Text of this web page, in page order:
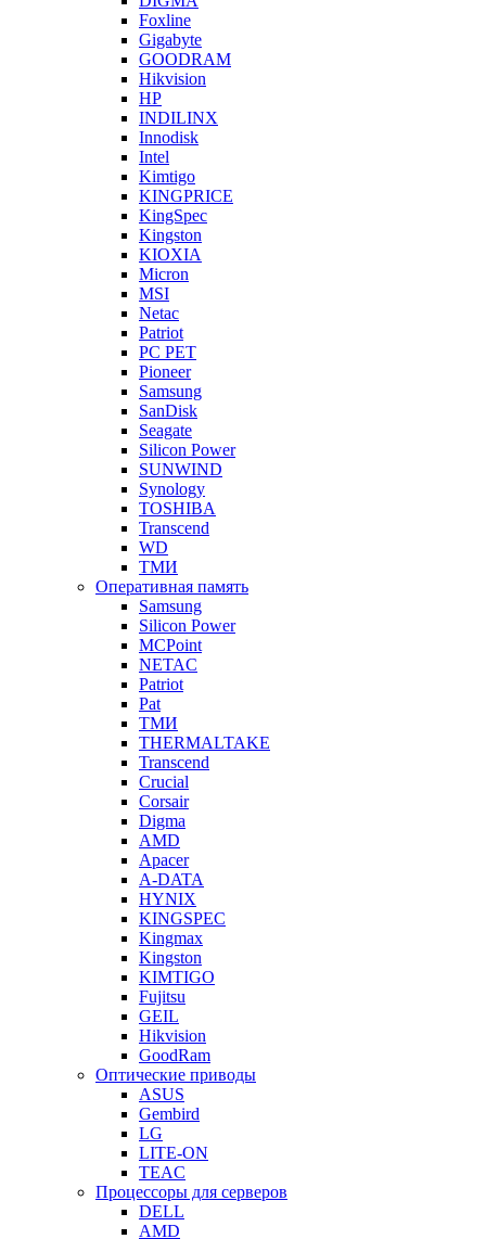
Foxline
Gigabyte
GOODRAM
Hikvision
HP
INDILINX
Innodisk
Intel
Kimtigo
KINGPRICE
KingSpec
Kingston
KIOXIA
Micron
MSI
Netac
Patriot
PC PET
Pioneer
Samsung
SanDisk
Seagate
Silicon Power
SUNWIND
Synology
TOSHIBA
Transcend
WD
ТМИ
Оперативная память
Samsung
Silicon Power
MCPoint
NETAC
Patriot
Pat
ТМИ
THERMALTAKE
Transcend
Crucial
Corsair
Digma
AMD
Apacer
A-DATA
HYNIX
KINGSPEC
Kingmax
Kingston
KIMTIGO
Fujitsu
GEIL
Hikvision
GoodRam
Оптические приводы
ASUS
Gembird
LG
LITE-ON
TEAC
Процессоры для серверов
DELL
AMD